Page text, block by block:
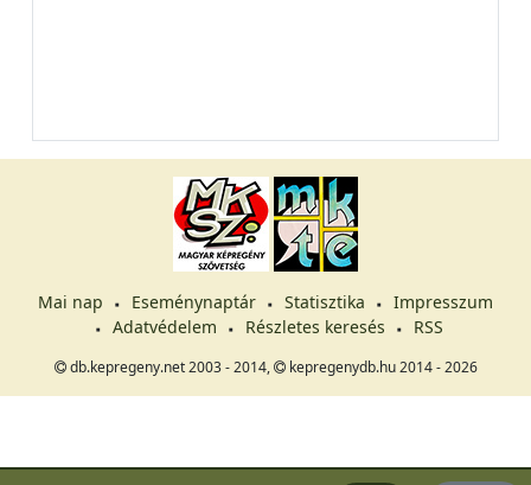
Mai nap Eseménynaptár Statisztika
Impresszum
Adatvédelem
Részletes keresés RSS
db.kepregeny.net 2003 - 2014, kepregenydb.hu 2014 - 2026